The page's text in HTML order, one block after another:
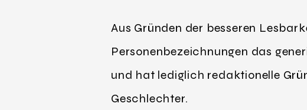
Aus Gründen der besseren
Personenbezeichnungen das
und hat lediglich redaktionelle
Geschlechter.